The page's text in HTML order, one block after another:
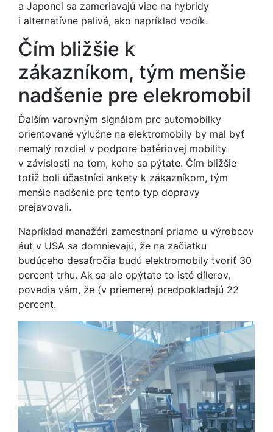
a Japonci sa zameriavajú viac na hybridy
i alternatívne palivá, ako napríklad vodík.
Čím bližšie k
zákazníkom, tým menšie
nadšenie pre elekromobil
Ďalším varovným signálom pre automobilky
orientované výlučne na elektromobily by mal byť
nemalý rozdiel v podpore batériovej mobility
v závislosti na tom, koho sa pýtate. Čím bližšie
totiž boli účastníci ankety k zákazníkom, tým
menšie nadšenie pre tento typ dopravy
prejavovali.
Napríklad manažéri zamestnaní priamo u výrobcov
áut v USA sa domnievajú, že na začiatku
budúceho desaťročia budú elektromobily tvoriť 30
percent trhu. Ak sa ale opýtate to isté dílerov,
povedia vám, že (v priemere) predpokladajú 22
percent.